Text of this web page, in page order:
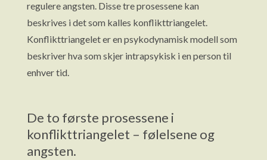
regulere angsten. Disse tre prosessene kan
beskrives i det som kalles konflikttriangelet.
Konflikttriangelet er en psykodynamisk modell som
beskriver hva som skjer intrapsykisk i en person til
enhver tid.
De to første prosessene i
konflikttriangelet – følelsene og
angsten.